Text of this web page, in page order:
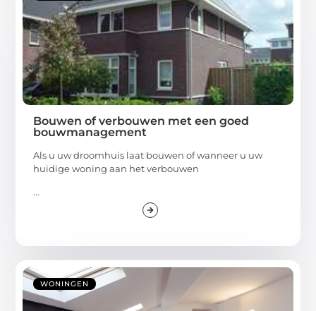
Bouwen of verbouwen met een goed
bouwmanagement
Als u uw droomhuis laat bouwen of wanneer u uw
huidige woning aan het verbouwen
...
WONINGEN